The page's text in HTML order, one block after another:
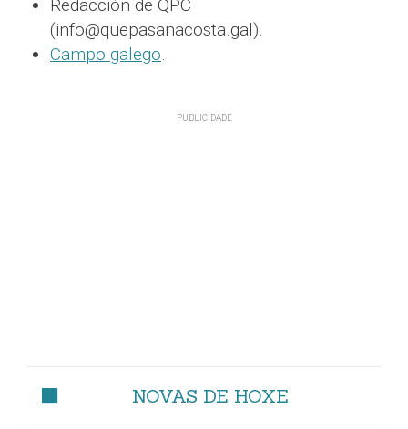
Redacción de QPC
(info@quepasanacosta.gal).
Campo galego.
NOVAS DE HOXE